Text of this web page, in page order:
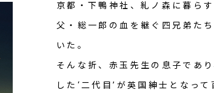
京都・下鴨神社、糺ノ森に暮ら
父・総一郎の血を継ぐ四兄弟た
いた。
そんな折、赤玉先生の息子であ
した‘二代目’が英国紳士となっ